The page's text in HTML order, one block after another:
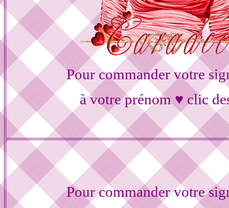
Pour commander votre
à votre prénom ♥ clic
Pour commander votre